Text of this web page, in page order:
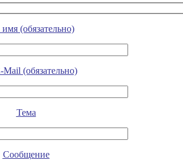
(обязательно)
(обязательно)
Тема
Сообщение